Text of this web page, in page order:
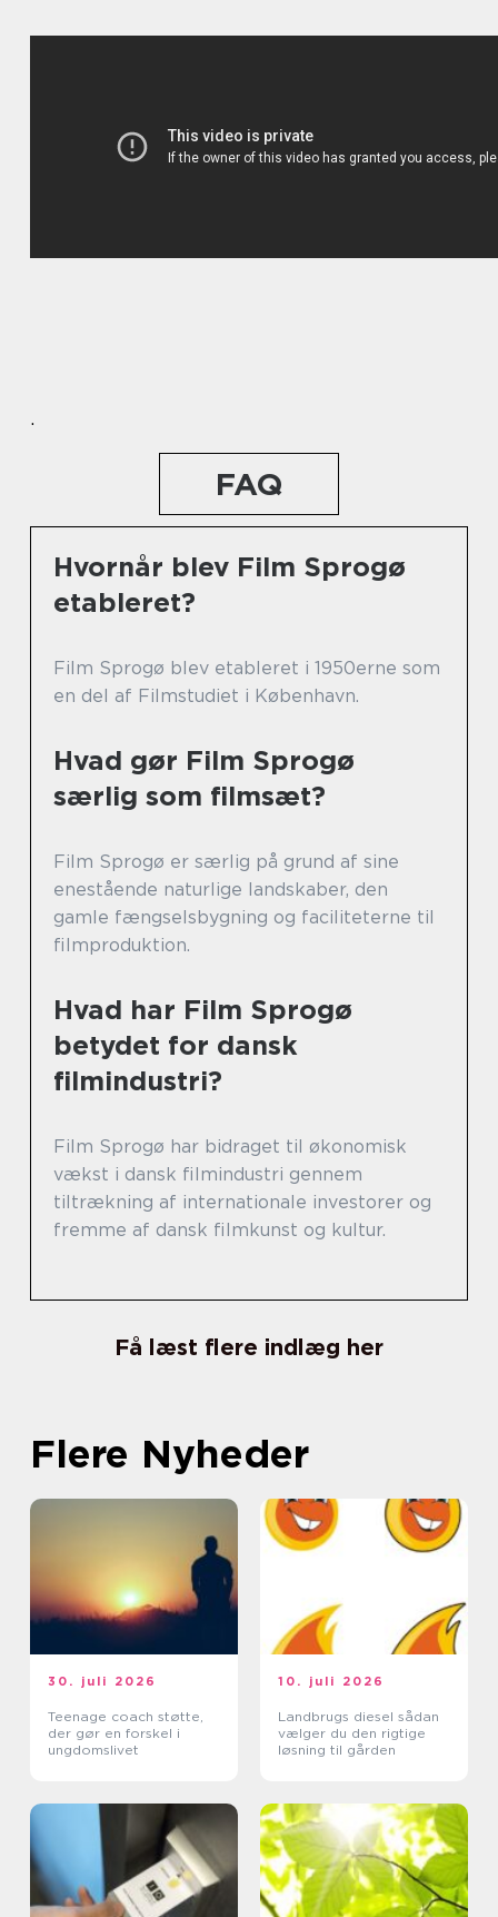
.
FAQ
Hvornår blev Film Sprogø
etableret?
Film Sprogø blev etableret i 1950erne som
en del af Filmstudiet i København.
Hvad gør Film Sprogø
særlig som filmsæt?
Film Sprogø er særlig på grund af sine
enestående naturlige landskaber, den
gamle fængselsbygning og faciliteterne til
filmproduktion.
Hvad har Film Sprogø
betydet for dansk
filmindustri?
Film Sprogø har bidraget til økonomisk
vækst i dansk filmindustri gennem
tiltrækning af internationale investorer og
fremme af dansk filmkunst og kultur.
Få læst flere indlæg her
Flere Nyheder
30. juli 2026
Teenage coach støtte,
der gør en forskel i
ungdomslivet
10. juli 2026
Landbrugs diesel sådan
vælger du den rigtige
løsning til gården